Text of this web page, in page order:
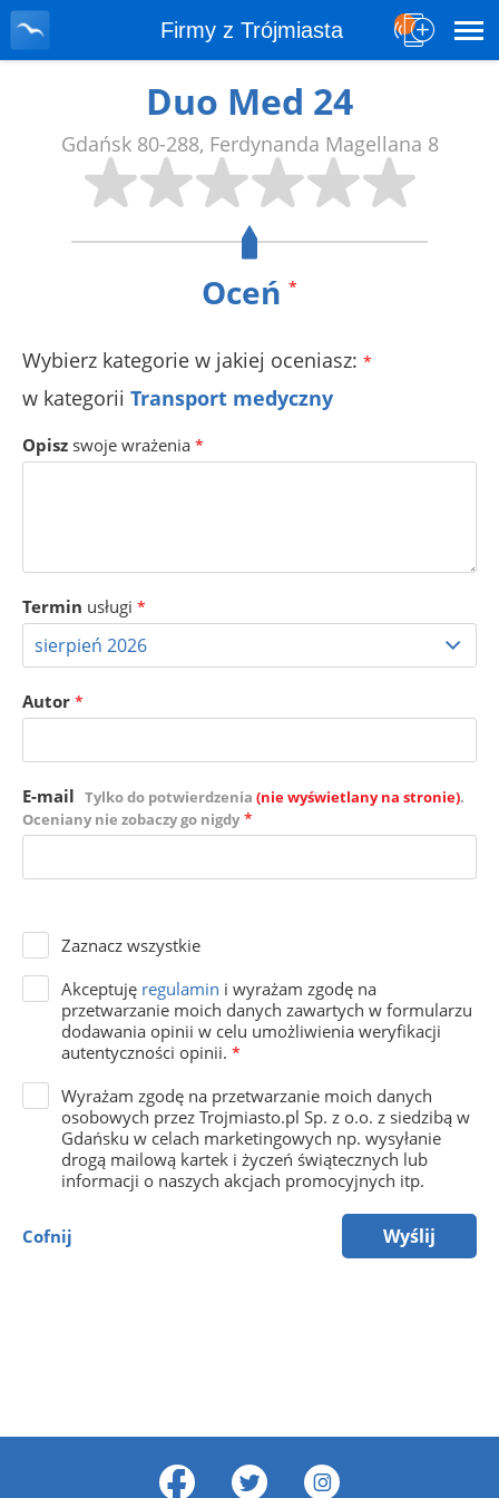
Firmy z Trójmiasta
Duo Med 24
Gdańsk 80-288, Ferdynanda Magellana 8
Oceń *
Wybierz kategorie w jakiej oceniasz: *
w kategorii Transport medyczny
Opisz swoje wrażenia *
Termin usługi *
Autor *
E-mail Tylko do potwierdzenia (nie wyświetlany na stronie).
Oceniany nie zobaczy go nigdy *
Zaznacz wszystkie
Akceptuję regulamin i wyrażam zgodę na
przetwarzanie moich danych zawartych w formularzu
dodawania opinii w celu umożliwienia weryfikacji
autentyczności opinii. *
Wyrażam zgodę na przetwarzanie moich danych
osobowych przez Trojmiasto.pl Sp. z o.o. z siedzibą w
Gdańsku w celach marketingowych np. wysyłanie
drogą mailową kartek i życzeń świątecznych lub
informacji o naszych akcjach promocyjnych itp.
Cofnij Wyślij